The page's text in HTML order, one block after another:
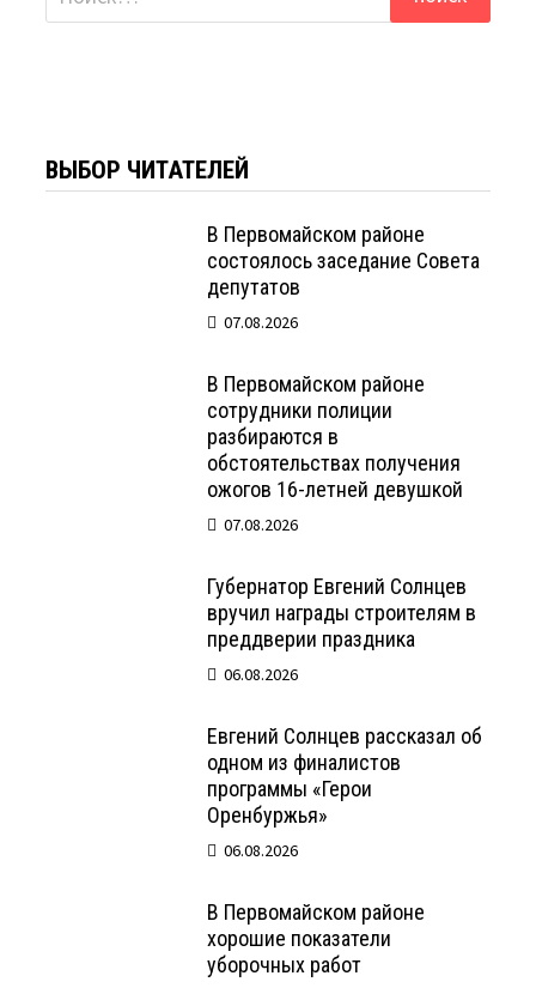
ВЫБОР ЧИТАТЕЛЕЙ
В Первомайском районе
состоялось заседание Совета
депутатов
07.08.2026
В Первомайском районе
сотрудники полиции
разбираются в
обстоятельствах получения
ожогов 16-летней девушкой
07.08.2026
Губернатор Евгений Солнцев
вручил награды строителям в
преддверии праздника
06.08.2026
Евгений Солнцев рассказал об
одном из финалистов
программы «Герои
Оренбуржья»
06.08.2026
В Первомайском районе
хорошие показатели
уборочных работ